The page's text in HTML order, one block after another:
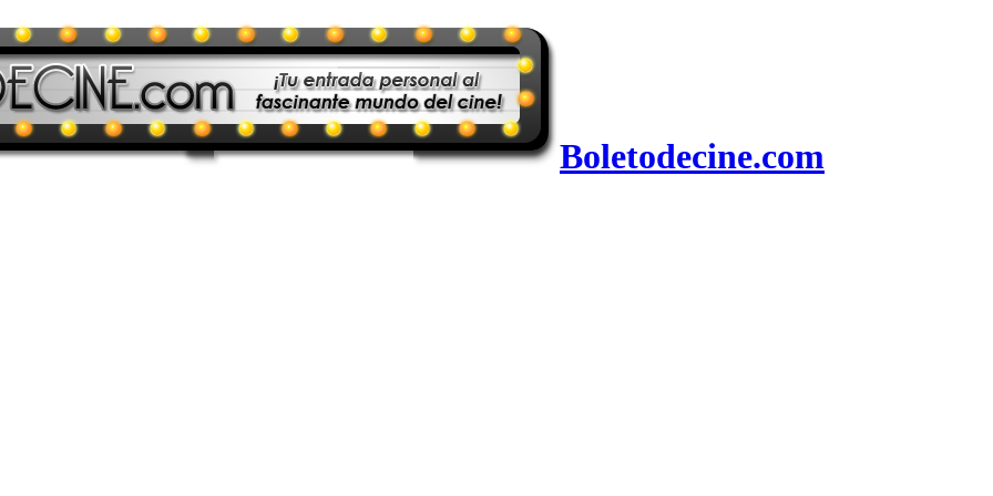
Boletodecine.com